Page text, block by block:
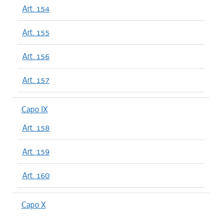
Art. 154
Art. 155
Art. 156
Art. 157
Capo IX
Art. 158
Art. 159
Art. 160
Capo X